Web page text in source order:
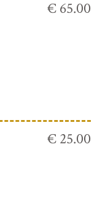
€ 65.00
€ 25.00